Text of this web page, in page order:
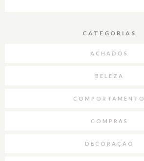
CATEGORIAS
ACHADOS
BELEZA
COMPORTAMENTO
COMPRAS
DECORAÇÃO